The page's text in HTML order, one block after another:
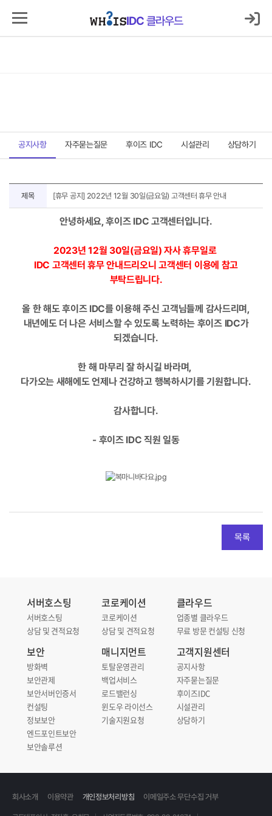
IDC클라우드
서버호스팅코로케이션클라우드보안매니지먼트고객지원센터
로그인 마이IDC
IDC클라우드
공지사항 자주묻는질문 후이즈 IDC 시설관리 상담하기
제목 [휴무 공지] 2022년 12월 30일(금요일) 고객센터 휴무 안내
안녕하세요, 후이즈 IDC 고객센터입니다.
2023년 12월 30일(금요일) 자사 휴무일로
IDC 고객센터 휴무 안내드리오니 고객센터 이용에 참고
부탁드립니다.
올 한 해도 후이즈 IDC를 이용해 주신 고객님들께 감사드리며,
내년에도 더 나은 서비스할 수 있도록 노력하는 후이즈 IDC가
되겠습니다.
한 해 마무리 잘 하시길 바라며,
다가오는 새해에도 언제나 건강하고 행복하시기를 기원합니다.
감사합니다.
- 후이즈 IDC 직원 일동
목록
서버호스팅
서버호스팅
상담 및 견적요청
코로케이션
코로케이션
상담 및 견적요청
클라우드
업종별 클라우드
무료 방문 컨설팅 신청
보안
방화벽
보안관제
보안서버인증서
컨설팅
정보보안
엔드포인트보안
보안솔루션
매니지먼트
토탈운영관리
백업서비스
로드밸런싱
윈도우 라이선스
기술지원요청
고객지원센터
공지사항
자주묻는질문
후이즈IDC
시설관리
상담하기
회사소개 이용약관 개인정보처리방침 이메일주소 무단수집 거부